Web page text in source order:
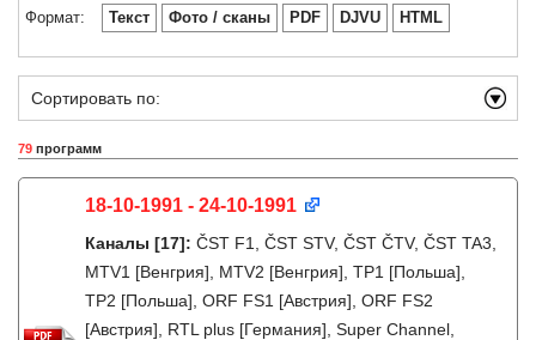
Формат: Текст Фото / сканы PDF DJVU HTML
Сортировать по:
79 программ
18-10-1991 - 24-10-1991
Каналы [17]: ČST F1, ČST STV, ČST ČTV, ČST TA3,
MTV1 [Венгрия], MTV2 [Венгрия], TP1 [Польша],
TP2 [Польша], ORF FS1 [Австрия], ORF FS2
[Австрия], RTL plus [Германия], Super Channel,